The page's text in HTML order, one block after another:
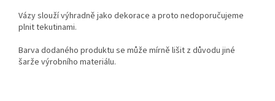
Vázy slouží výhradně jako dekorace a proto nedoporučujeme
plnit tekutinami.
Barva dodaného produktu se může mírně lišit z důvodu jiné
šarže výrobního materiálu.